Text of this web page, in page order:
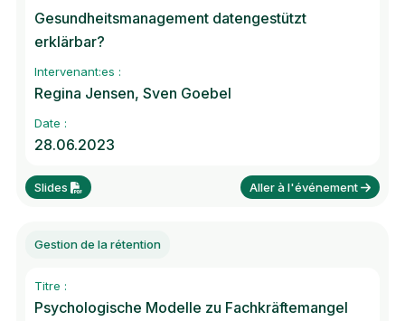
Gesundheitsmanagement datengestützt
erklärbar?
Intervenant:es :
Regina Jensen, Sven Goebel
Date :
28.06.2023
Slides Aller à l'événement
Gestion de la rétention
Titre :
Psychologische Modelle zu Fachkräftemangel